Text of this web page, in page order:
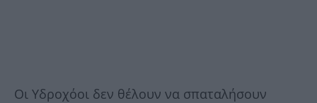
Οι Υδροχόοι δεν θέλουν να σπαταλήσουν